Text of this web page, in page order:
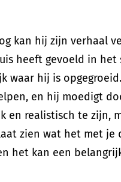
kan hij zijn verhaal
heeft gevoeld in het
waar hij is
en hij moedigt
en realistisch te zijn,
zien wat het met
het kan een